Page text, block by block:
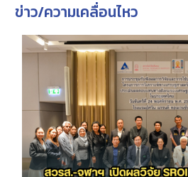
ข่าว/ความเคลื่อนไหว